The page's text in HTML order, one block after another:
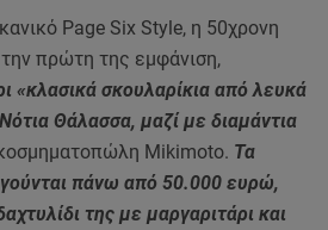
Page Six Style, η 50χρονη
πρώτη της εμφάνιση,
«κλασικά σκουλαρίκια από λευκά
Θάλασσα, μαζί με διαμάντια
Mikimoto. Τα
πάνω από 50.000 ευρώ,
της με μαργαριτάρι και